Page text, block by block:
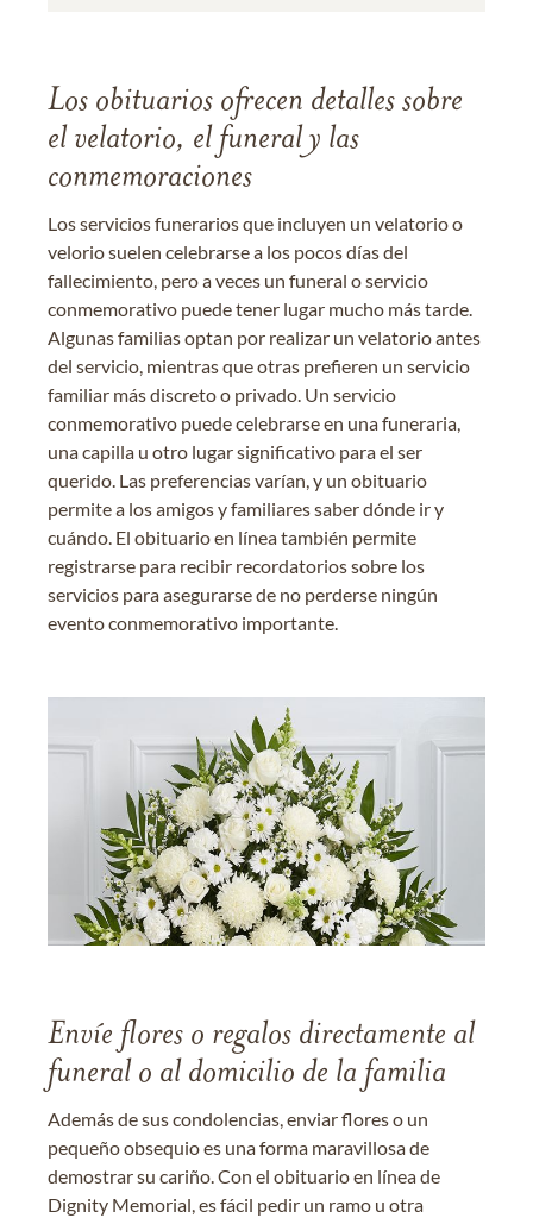
Los obituarios ofrecen detalles sobre
el velatorio, el funeral y las
conmemoraciones
Los servicios funerarios que incluyen un velatorio o
velorio suelen celebrarse a los pocos días del
fallecimiento, pero a veces un funeral o servicio
conmemorativo puede tener lugar mucho más tarde.
Algunas familias optan por realizar un velatorio antes
del servicio, mientras que otras prefieren un servicio
familiar más discreto o privado. Un servicio
conmemorativo puede celebrarse en una funeraria,
una capilla u otro lugar significativo para el ser
querido. Las preferencias varían, y un obituario
permite a los amigos y familiares saber dónde ir y
cuándo. El obituario en línea también permite
registrarse para recibir recordatorios sobre los
servicios para asegurarse de no perderse ningún
evento conmemorativo importante.
Envíe flores o regalos directamente al
funeral o al domicilio de la familia
Además de sus condolencias, enviar flores o un
pequeño obsequio es una forma maravillosa de
demostrar su cariño. Con el obituario en línea de
Dignity Memorial, es fácil pedir un ramo u otra